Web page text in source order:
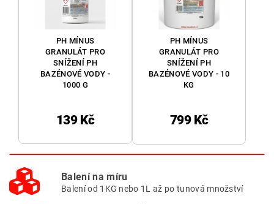
PH MÍNUS
GRANULÁT PRO
SNÍŽENÍ PH
BAZÉNOVÉ VODY -
1000 G
139 Kč
PH MÍNUS
GRANULÁT PRO
SNÍŽENÍ PH
BAZÉNOVÉ VODY - 10
KG
799 Kč
Balení na míru
Balení od 1KG nebo 1L až po tunová množství